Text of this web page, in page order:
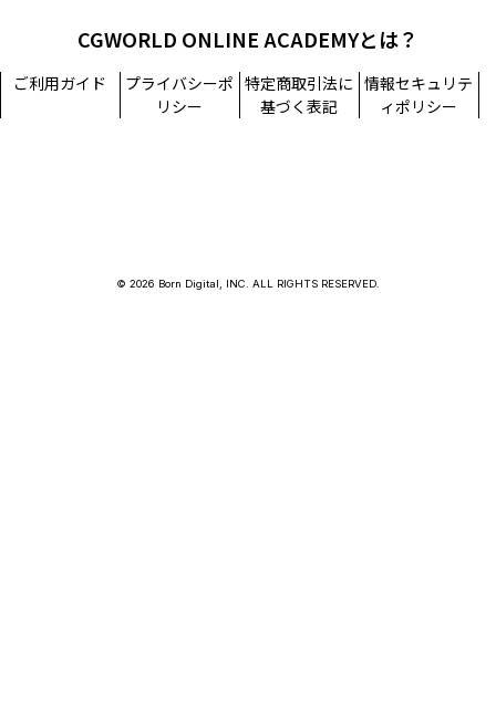
CGWORLD ONLINE ACADEMYとは？
ご利用ガイド
プライバシーポ
リシー
特定商取引法に
基づく表記
情報セキュリテ
ィポリシー
© 2026 Born Digital, INC. ALL RIGHTS RESERVED.